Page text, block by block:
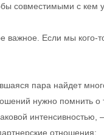
совместимыми с кем
важное. Если мы кого-
пара найдет
нужно помнить о
отношения: